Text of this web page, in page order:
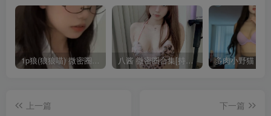
1p狼(狼狼喵) 微密圈/岛遇合集[持续更新2025.08.20] 八酱 微密圈合集[持续更新]
上一篇
下一篇